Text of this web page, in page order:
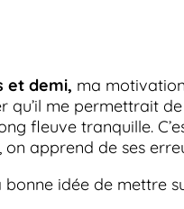
et demi, ma
qu’il me permettrait
fleuve tranquille.
apprend de ses
idée de mettre